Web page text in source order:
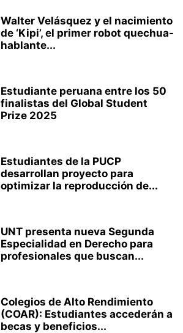
Walter Velásquez y el nacimiento
de ‘Kipi’, el primer robot quechua-
hablante...
Estudiante peruana entre los 50
finalistas del Global Student
Prize 2025
Estudiantes de la PUCP
desarrollan proyecto para
optimizar la reproducción de...
UNT presenta nueva Segunda
Especialidad en Derecho para
profesionales que buscan...
Colegios de Alto Rendimiento
(COAR): Estudiantes accederán a
becas y beneficios...